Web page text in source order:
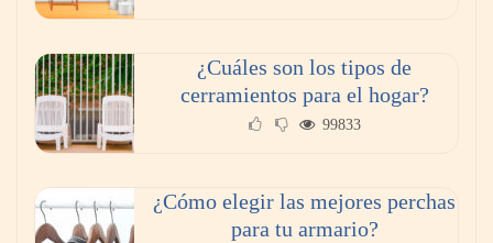
¿Cuáles son los tipos de
cerramientos para el hogar?
99833
¿Cómo elegir las mejores perchas
para tu armario?